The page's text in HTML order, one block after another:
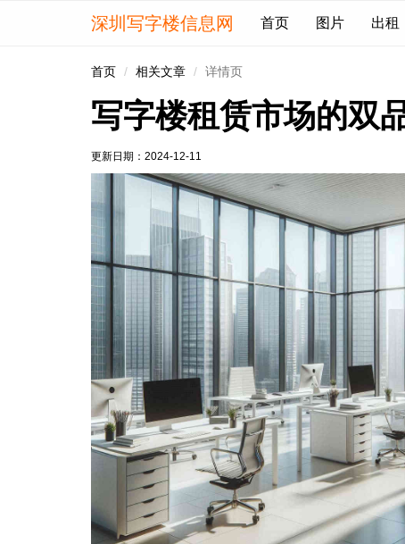
深圳写字楼信息网 首页 图片 出租
首页 相关文章 详情页
写字楼租赁市场的双
更新日期： 2024-12-11